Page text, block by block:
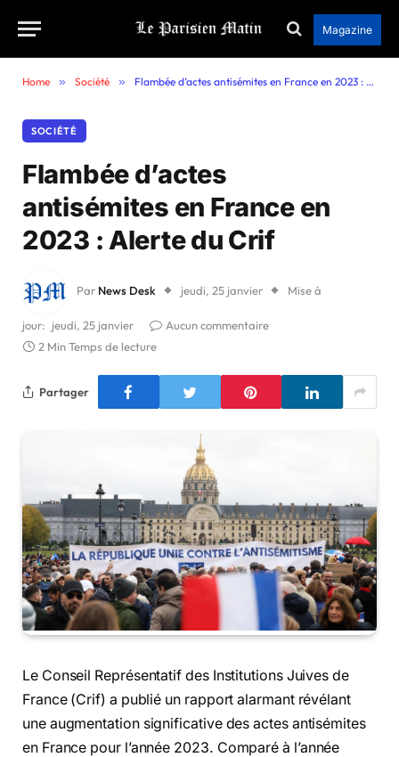
Magazine
Home » Société » Flambée d’actes antisémites en France en 2023 : Alerte du Crif
SOCIÉTÉ
Flambée d’actes
antisémites en France en
2023 : Alerte du Crif
Par News Desk jeudi, 25 janvier Mise à
jour: jeudi, 25 janvier
Aucun commentaire
2 Min Temps de lecture
Partager
Le Conseil Représentatif des Institutions Juives de
France (Crif) a publié un rapport alarmant révélant
une augmentation significative des actes antisémites
en France pour l’année 2023. Comparé à l’année